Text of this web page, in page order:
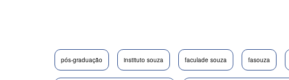
pós-graduação instituto souza faculade souza fasouza